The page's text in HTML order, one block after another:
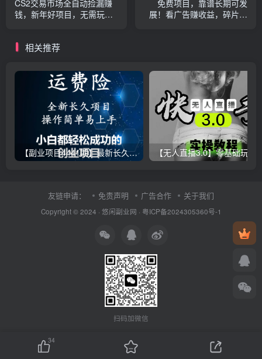
CS2交易市场全自动捡漏赚
钱，新年好项目，无需玩游
免费项目，靠谱长期可发
展！看广告赚收益，碎片时
相关推荐
【副业项目4441期】最新长久稳定暴利项目，运费险全新玩法，日赚1000（包含详细教程，全程指导）
友链申请： 免责声明 广告合作 关于我们
Copyright © 2024 · 悠闲副业网 · 粤ICP备2024305360号-1
扫码加微信
34